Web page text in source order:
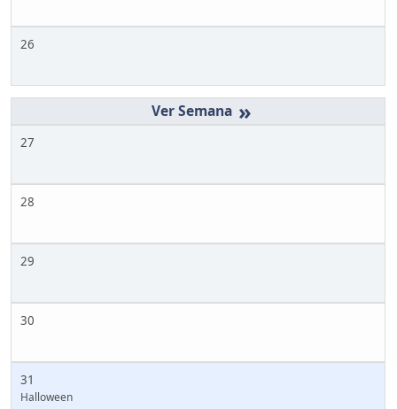
26
»
27
28
29
30
31
Halloween